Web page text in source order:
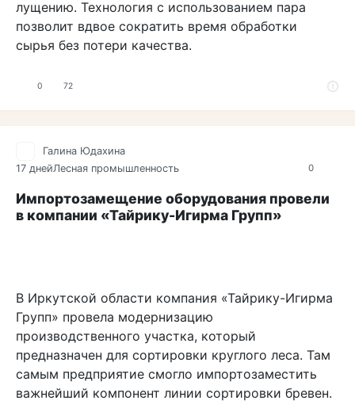
лущению. Технология с использованием пара
позволит вдвое сократить время обработки
сырья без потери качества.
0 72
0
Галина Юдахина
17 днейЛесная промышленность
Импортозамещение оборудования провели
в компании «Тайрику-Игирма Групп»
В Иркутской области компания «Тайрику-Игирма
Групп» провела модернизацию
производственного участка, который
предназначен для сортировки круглого леса. Там
самым предприятие смогло импортозаместить
важнейший компонент линии сортировки бревен.